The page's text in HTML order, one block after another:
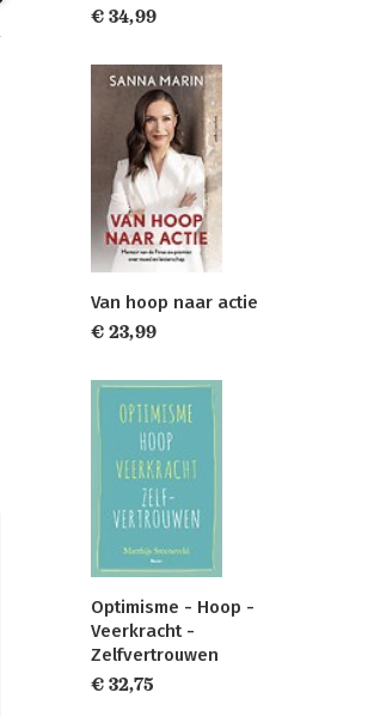
€ 34,99
Van hoop naar actie
€ 23,99
Optimisme - Hoop -
Veerkracht -
Zelfvertrouwen
€ 32,75